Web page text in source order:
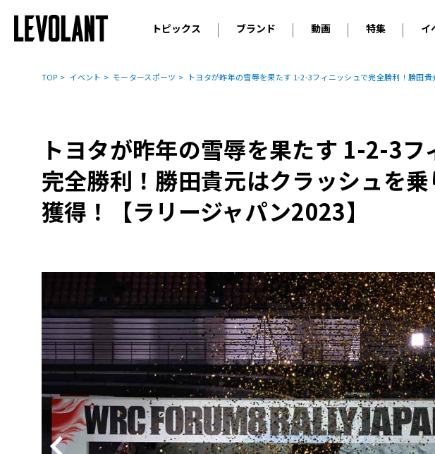
トピックス
ニュース
コラム
ブランド
輸入車 アウディ BMW
プジョー
ルノー
アルファ・ロメオ
フェラーリ
ランボルギーニ
マセラティ
ベントレー
ボルボ
キャデラ
ジープ
テスラ
BYD
その他
国産車 レクサス トヨタ
ホンダ
スバル
三菱
ダイハツ
動画
オリジナル動画
特集
2026 サマータ
ホイールカタログ
タイヤ特集
イ
ル
ル
TOP イベント モータースポーツ トヨタが昨年の雪辱を果たす 1-2-3フィニッシュで完全勝利！勝田
トヨタが昨年の雪辱を果たす 1-2-3フ
完全勝利！勝田貴元はクラッシュを
獲得！【ラリージャパン2023】